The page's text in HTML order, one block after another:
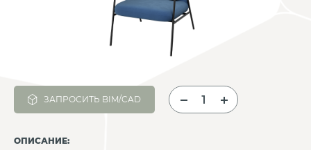
ЗАПРОСИТЬ BIM/CAD
ОПИСАНИЕ: